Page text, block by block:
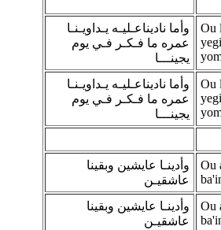
وأما ناديناعـليـه يـداويـنـا
عمره ما فـكـر فـي يوم
يجينـــا
Ou
وأما ناديناعـليـه يـداويـنـا
عمره ما فـكـر فـي يوم
يجينـــا
Ou
وأدينـا عايشين وبقينا
عاشقيـن
Ou
وأدينـا عايشين وبقينا
عاشقيـن
Ou